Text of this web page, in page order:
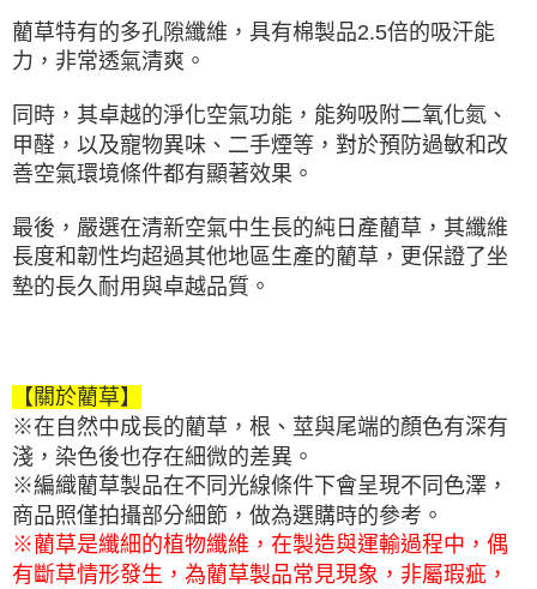
藺草特有的多孔隙纖維，具有棉製品2.5倍的吸汗能
力，非常透氣清爽。
同時，其卓越的淨化空氣功能，能夠吸附二氧化氮、
甲醛，以及寵物異味、二手煙等，對於預防過敏和改
善空氣環境條件都有顯著效果。
最後，嚴選在清新空氣中生長的純日產藺草，其纖維
長度和韌性均超過其他地區生產的藺草，更保證了坐
墊的長久耐用與卓越品質。
【關於藺草】
※在自然中成長的藺草，根、莖與尾端的顏色有深有
淺，染色後也存在細微的差異。
※編織藺草製品在不同光線條件下會呈現不同色澤，
商品照僅拍攝部分細節，做為選購時的參考。
※藺草是纖細的植物纖維，在製造與運輸過程中，偶
有斷草情形發生，為藺草製品常見現象，非屬瑕疵，